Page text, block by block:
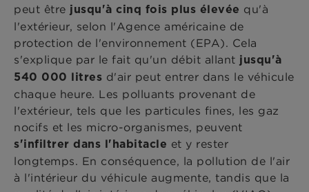
peut être jusqu'à cinq fois plus élevée qu'à
l'extérieur, selon l'Agence américaine de
protection de l'environnement (EPA). Cela
s'explique par le fait qu'un débit allant jusqu'à
540 000 litres d'air peut entrer dans le véhicule
chaque heure. Les polluants provenant de
l'extérieur, tels que les particules fines, les gaz
nocifs et les micro-organismes, peuvent
s'infiltrer dans l'habitacle et y rester
longtemps. En conséquence, la pollution de l'air
à l'intérieur du véhicule augmente, tandis que la